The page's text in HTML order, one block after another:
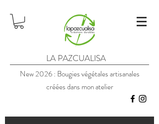
LA PAZCUALISA
New 2026 : Bougies végétales artisanales
créées dans mon atelier